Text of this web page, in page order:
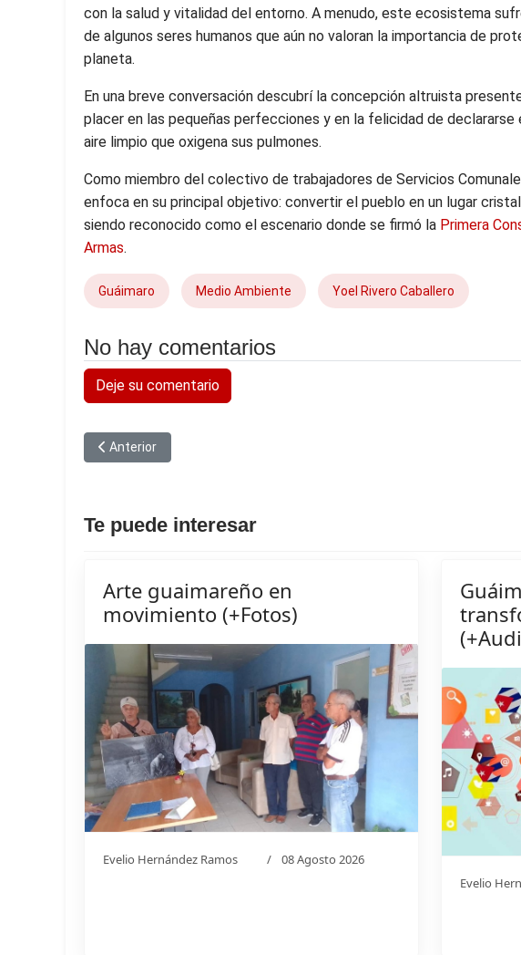
con la salud y vitalidad del entorno. A menudo, este ecosistema
de algunos seres humanos que aún no valoran la importancia de
planeta.
En una breve conversación descubrí la concepción altruista
placer en las pequeñas perfecciones y en la felicidad de declararse
aire limpio que oxigena sus pulmones.
Como miembro del colectivo de trabajadores de Servicios
enfoca en su principal objetivo: convertir el pueblo en un lugar
siendo reconocido como el escenario donde se firmó la Primera
Armas.
Guáimaro Medio Ambiente Yoel Rivero Caballero
No hay comentarios
Deje su comentario
Artículo anterior: El jardín de Migdalia es un bálsamo para la vista (+ Fotos
Anterior
Te puede interesar
Arte guaimareño en
movimiento (+Fotos)
Evelio Hernández Ramos 08 Agosto 2026
Evelio